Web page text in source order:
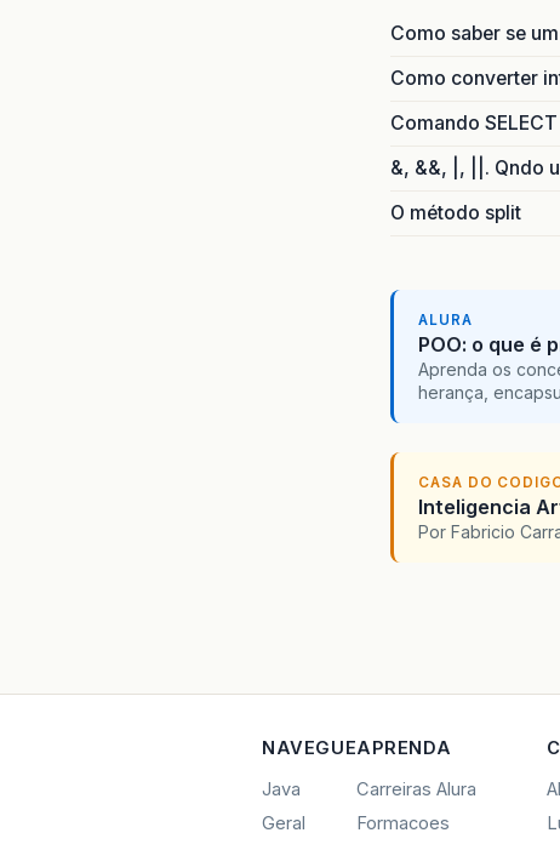
Como saber se
Como converter
Comando
&, &&, |, ||. Qndo
O método split
ALURA
POO: o que é
Aprenda os
herança,
CASA DO
Inteligencia
Por Fabricio
NAVEGUE
Java
Geral
APRENDA
Carreiras Alura
Formacoes